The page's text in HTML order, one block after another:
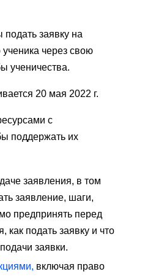
заявку на
через свою
ученичества.
20 мая 2022 г.
с
поддержать их
заявления, в том
заявление, шаги,
предпринять перед
как подать заявку и что
заявки.
включая право